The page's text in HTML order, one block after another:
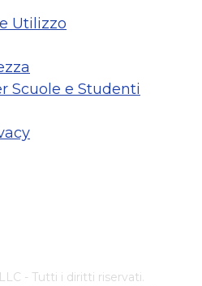
Utilizzo
Scuole e Studenti
- Tutti i diritti riservati.